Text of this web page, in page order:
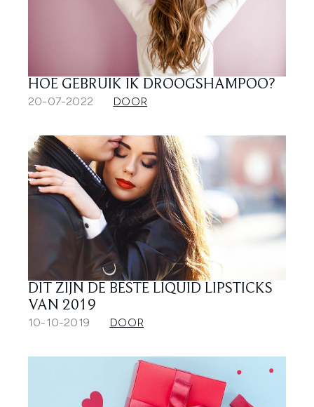
HOE GEBRUIK IK DROOGSHAMPOO?
20-07-2022 DOOR
DIT ZIJN DE BESTE LIQUID LIPSTICKS
VAN 2019
10-10-2019 DOOR